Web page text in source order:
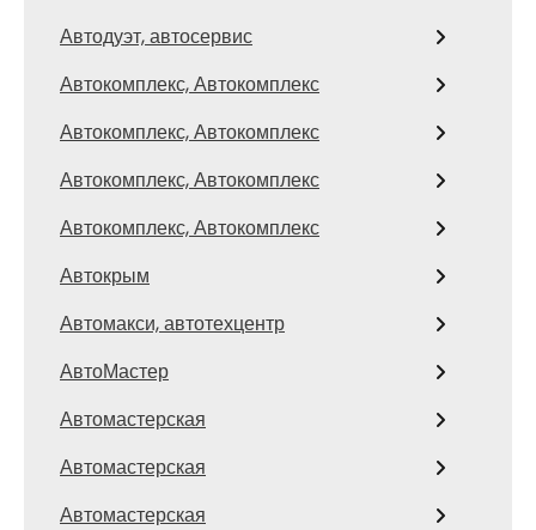
Автодуэт, автосервис
Автокомплекс, Автокомплекс
Автокомплекс, Автокомплекс
Автокомплекс, Автокомплекс
Автокомплекс, Автокомплекс
Автокрым
Автомакси, автотехцентр
АвтоМастер
Автомастерская
Автомастерская
Автомастерская